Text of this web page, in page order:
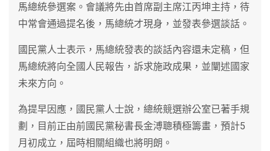
馬總統參選案。會議將先由首席副主席江丙坤主持，待
中常會通過提名後，馬總統才現身，並發表參選談話。
國民黨人士表示，馬總統發表的談話內容還未定稿，但
馬總統將向全國人民報告，訴求施政成果，並闡述國家
未來方向。
為提早因應，國民黨人士說，總統競選辦公室已著手規
劃，目前正由前國民黨秘書長金溥聰積極籌畫，預計5
月初成立，屆時相關組織也將明朗。